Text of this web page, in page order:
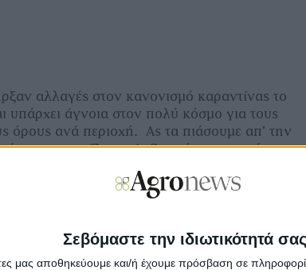
Σεβόμαστε την ιδιωτικότητά σας
μας αποθηκεύουμε και/ή έχουμε πρόσβαση σε
αλλαγές στον κανονισμό καραντίνας το
υπάρχει άγνοια στον πολύ κόσμο για τους
όρους ανά περιοχή. Ας τα πιάσουμε απ’ την
που εμφανίζεται μία ζωονόσος, το εκάστοτε
Ένωσης υποχρεούται να έχει έτοιμο
της για τις πρώτες 10 με 15 μέρες.
Ένωση επικαιροποιεί την δική της
επιδημιολογικών δεδομένων για την
ζωονόσου. Τέλος, όλα τα Κράτη Μέλη
(θεωρητικά άμεσα).